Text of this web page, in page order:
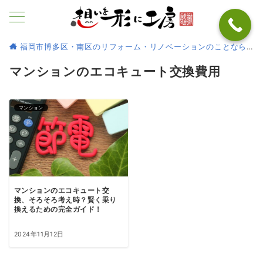
福岡市博多区・南区のリフォーム・リノベーションのことなら
マンションのエコキュート交換費用
マンション
マンションのエコキュート交
換、そろそろ考え時？賢く乗り
換えるための完全ガイド！
2024年11月12日